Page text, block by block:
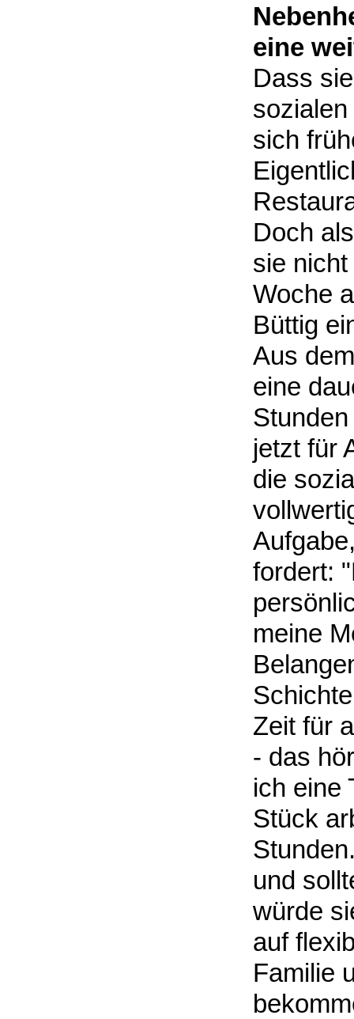
eine
Dass
sich
Doch
sie
Woche
Büttig
Aus
eine
jetzt für
die
fordert:
meine
Zeit für
- das
ich eine
Stück
und
würde
auf
Familie